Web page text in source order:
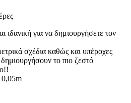
για να δημιουργήσετε τον
σχέδια καθώς και υπέροχες
το πιο ζεστό